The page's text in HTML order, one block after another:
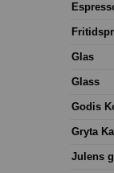
Glas
Glass
Godis
Gryta
Julens